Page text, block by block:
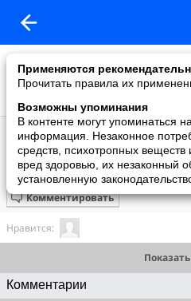
Применяются
Прочитать правила их
Возможны упоминания
В контенте могут упоминаться
информация. Незаконное
средств, психотропных веществ
вред здоровью, их незаконный
установленную
Супер топ
добавил видео
3 июня
Гнездо ласточек
Комментировать
Нравится:
Комментарии